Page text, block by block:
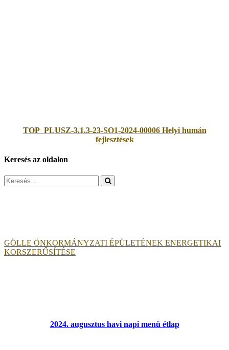
TOP_PLUSZ-3.1.3-23-SO1-2024-00006 Helyi humán
fejlesztések
Keresés az oldalon
Search
for:
GÖLLE ÖNKORMÁNYZATI ÉPÜLETÉNEK ENERGETIKAI
KORSZERŰSÍTÉSE
2024. augusztus havi napi menü étlap